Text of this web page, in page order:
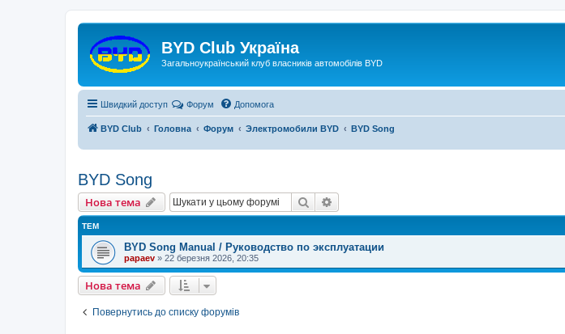
Реєстрація BYD Club Україна
Загальноукраїнський клуб власників автомобілів BYD
Швидкий доступ Форум Допомога
BYD Club Головна Форум Электромобили BYD BYD Song
BYD Song
Нова тема
Нова тема Пошук
ТЕМ
BYD Song Manual / Руководство по эксплуатации
papaev » 22 березня 2026, 20:35
Нова тема
Нова тема
Повернутись до списку форумів